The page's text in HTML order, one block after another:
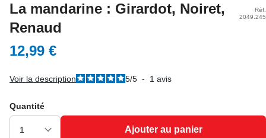
La mandarine : Girardot, Noiret,
Renaud
Réf.
2049.245
12,99 €
Voir la description 5/5 - 1 avis
Quantité
Ajouter au panier